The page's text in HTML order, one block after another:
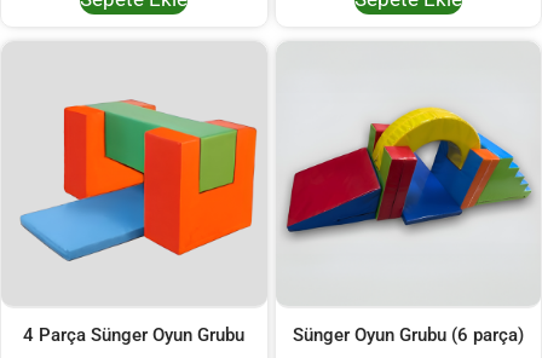
4 Parça Sünger Oyun Grubu Sünger Oyun Grubu (6 parça)